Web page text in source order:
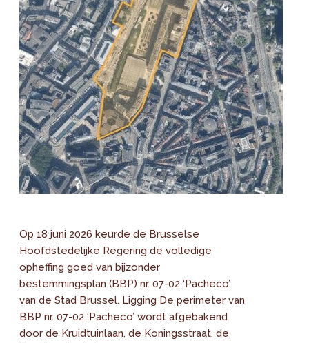
Op 18 juni 2026 keurde de Brusselse
Hoofdstedelijke Regering de volledige
opheffing goed van bijzonder
bestemmingsplan (BBP) nr. 07-02 ‘Pacheco’
van de Stad Brussel. Ligging De perimeter van
BBP nr. 07-02 ‘Pacheco’ wordt afgebakend
door de Kruidtuinlaan, de Koningsstraat, de